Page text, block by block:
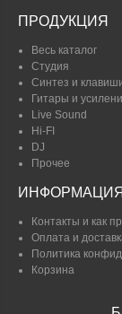
ПРОДУКЦИЯ
Весь каталог
Студия
Синтез и
Гитары и
Live Sound
Hi-FI
DJ
Прочее
ИНФОРМАЦИЯ
Контакты и как
Оплата и
Политика
Корзина